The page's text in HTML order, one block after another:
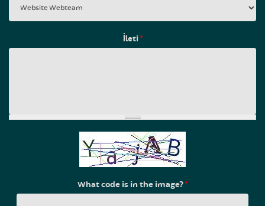
İleti*
What code is in the image?*